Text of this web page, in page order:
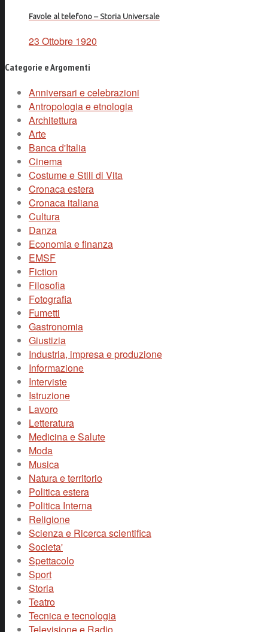
Favole al telefono – Storia Universale
23 Ottobre 1920
Categorie e Argomenti
Anniversari e celebrazioni
Antropologia e etnologia
Architettura
Arte
Banca d'Italia
Cinema
Costume e Stili di Vita
Cronaca estera
Cronaca italiana
Cultura
Danza
Economia e finanza
EMSF
Fiction
Filosofia
Fotografia
Fumetti
Gastronomia
Giustizia
Industria, impresa e produzione
Informazione
Interviste
Istruzione
Lavoro
Letteratura
Medicina e Salute
Moda
Musica
Natura e territorio
Politica estera
Politica Interna
Religione
Scienza e Ricerca scientifica
Societa'
Spettacolo
Sport
Storia
Teatro
Tecnica e tecnologia